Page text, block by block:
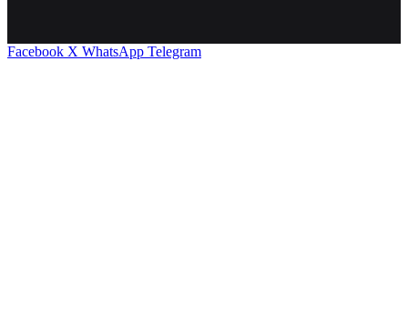
Facebook X WhatsApp Telegram